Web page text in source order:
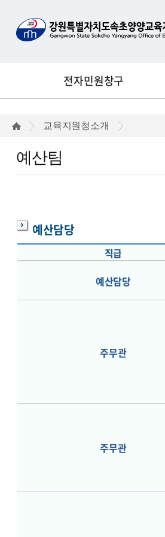
전자민원창구
예
교육지원청소개
예산팀
예산담당
직급
예산담당
주무관
주무관